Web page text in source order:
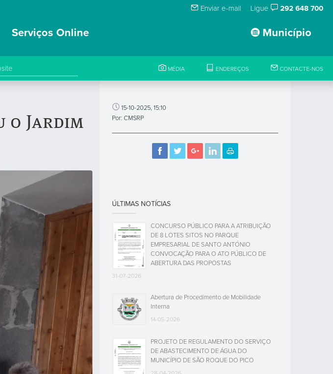
Enviar e-mail Ligue 292 648 700
Município
Serviços Online
MÉDIA ENDEREÇOS CONTACTE-NOS
o Jardim
15-10-2025, 15:10
Por: CMSRP
ÚLTIMAS NOTÍCIAS
CONCURSO PÚBLICO PARA A ATRIBUIÇÃO
DE 8 LOTES SITOS NO PARQUE
EMPRESARIAL DE SANTO ANTÓNIO
CONVOCAÇÃO PARA O ATO PÚBLICO DE
ABERTURA DAS PROPOSTAS
31-07-2026
Abertura de Procedimento de Mobilidade
Interna
14-05-2026
PROJETO DE REGULAMENTO DO SERVIÇO
DE ABASTECIMENTO DE ÁGUA DO
MUNICÍPIO DE SÃO ROQUE DO PICO